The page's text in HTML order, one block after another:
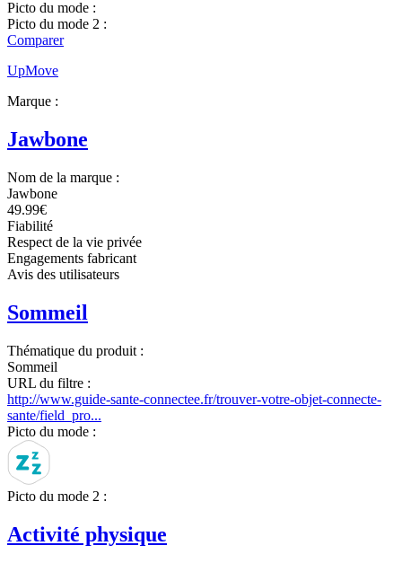
Picto du mode :
Picto du mode 2 :
Comparer
UpMove
Marque :
Jawbone
Nom de la marque :
Jawbone
49.99€
Fiabilité
Respect de la vie privée
Engagements fabricant
Avis des utilisateurs
Sommeil
Thématique du produit :
Sommeil
URL du filtre :
http://www.guide-sante-connectee.fr/trouver-votre-objet-connecte-
sante/field_pro...
Picto du mode :
Picto du mode 2 :
Activité physique